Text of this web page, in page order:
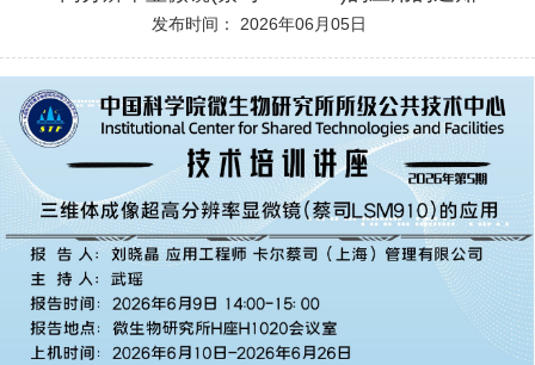
发布时间： 2026年06月05日